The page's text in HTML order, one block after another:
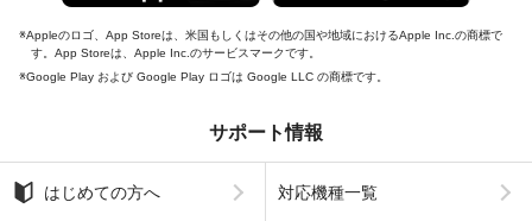
Appleのロゴ、App Storeは、米国もしくはその他の国や地域におけるApple Inc.の商標で
す。App Storeは、Apple Inc.のサービスマークです。
Google Play および Google Play ロゴは Google LLC の商標です。
サポート情報
はじめての方へ 対応機種一覧